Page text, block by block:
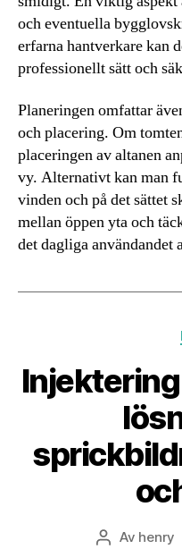
och eventuella
erfarna hantverkare kan
professionellt sätt och
Planeringen omfattar
och placering. Om
placeringen av altanen
vy. Alternativt kan man
vinden och på det sättet
mellan öppen yta och
det dagliga användandet
Av henry